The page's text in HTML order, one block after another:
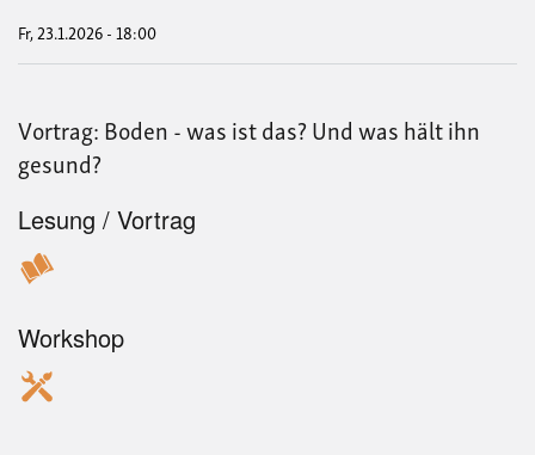
Fr, 23.1.2026 - 18:00
Vortrag: Boden - was ist das? Und was hält ihn
gesund?
Lesung / Vortrag
Workshop